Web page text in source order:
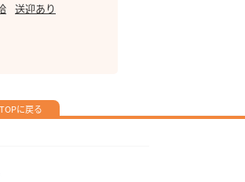
送迎あり
TOPに戻る